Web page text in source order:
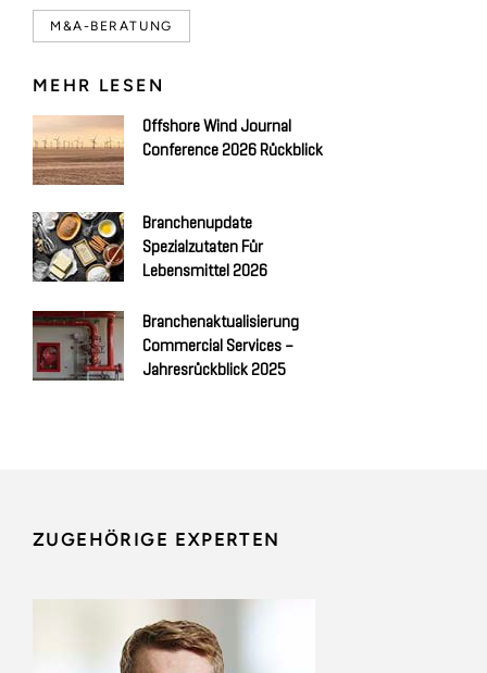
M&A-BERATUNG
MEHR LESEN
Offshore Wind Journal
Conference 2026 Rückblick
Branchenupdate
Spezialzutaten Für
Lebensmittel 2026
Branchenaktualisierung
Commercial Services –
Jahresrückblick 2025
ZUGEHÖRIGE EXPERTEN